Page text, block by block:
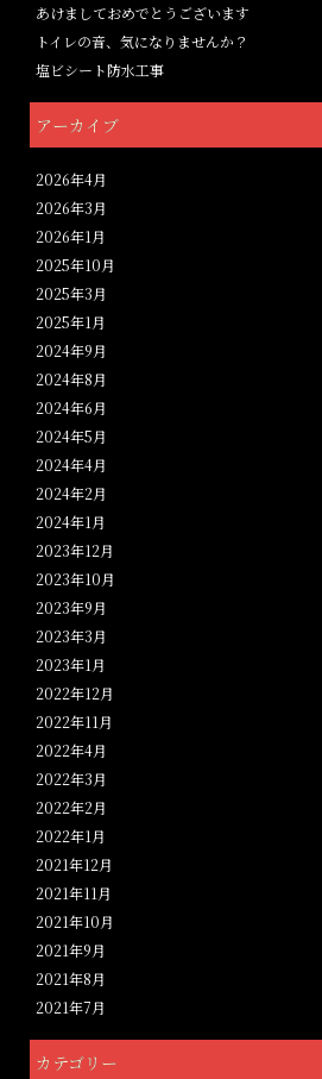
あけましておめでとうございます
トイレの音、気になりませんか？
塩ビシート防水工事
アーカイブ
2026年4月
2026年3月
2026年1月
2025年10月
2025年3月
2025年1月
2024年9月
2024年8月
2024年6月
2024年5月
2024年4月
2024年2月
2024年1月
2023年12月
2023年10月
2023年9月
2023年3月
2023年1月
2022年12月
2022年11月
2022年4月
2022年3月
2022年2月
2022年1月
2021年12月
2021年11月
2021年10月
2021年9月
2021年8月
2021年7月
カテゴリー